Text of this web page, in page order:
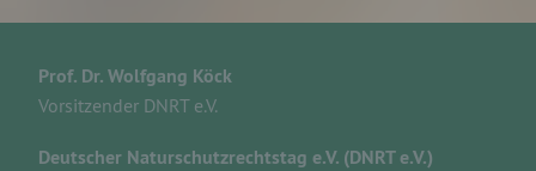
Prof. Dr. Wolfgang Köck
Vorsitzender DNRT e.V.
Deutscher Naturschutzrechtstag e.V. (DNRT e.V.)
Verantwortlicher im Sinne der Datenschutz-
der Europäischen Union geltenden